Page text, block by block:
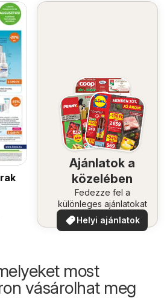
Ajánlatok a
közelében
Fedezze fel a
különleges ajánlatokat
Helyi ajánlatok
most
vásárolhat meg